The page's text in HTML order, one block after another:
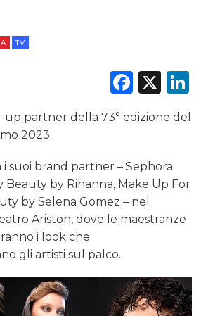
TV
X
up partner della 73° edizione del
2023.
suoi brand partner – Sephora
Beauty by Rihanna, Make Up For
by Selena Gomez – nel
Ariston, dove le maestranze
i look che
gli artisti sul palco.